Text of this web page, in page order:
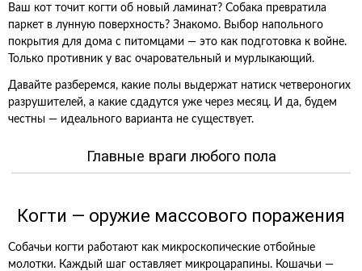
Ваш кот точит когти об новый ламинат? Собака превратила
паркет в лунную поверхность? Знакомо. Выбор напольного
покрытия для дома с питомцами — это как подготовка к войне.
Только противник у вас очаровательный и мурлыкающий.
Давайте разберемся, какие полы выдержат натиск четвероногих
разрушителей, а какие сдадутся уже через месяц. И да, будем
честны — идеального варианта не существует.
Главные враги любого пола
Когти — оружие массового поражения
Собачьи когти работают как микроскопические отбойные
молотки. Каждый шаг оставляет микроцарапины. Кошачьи —